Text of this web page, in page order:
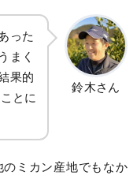
った
まく
果的
とに
鈴木さん
ミカン産地でもなか